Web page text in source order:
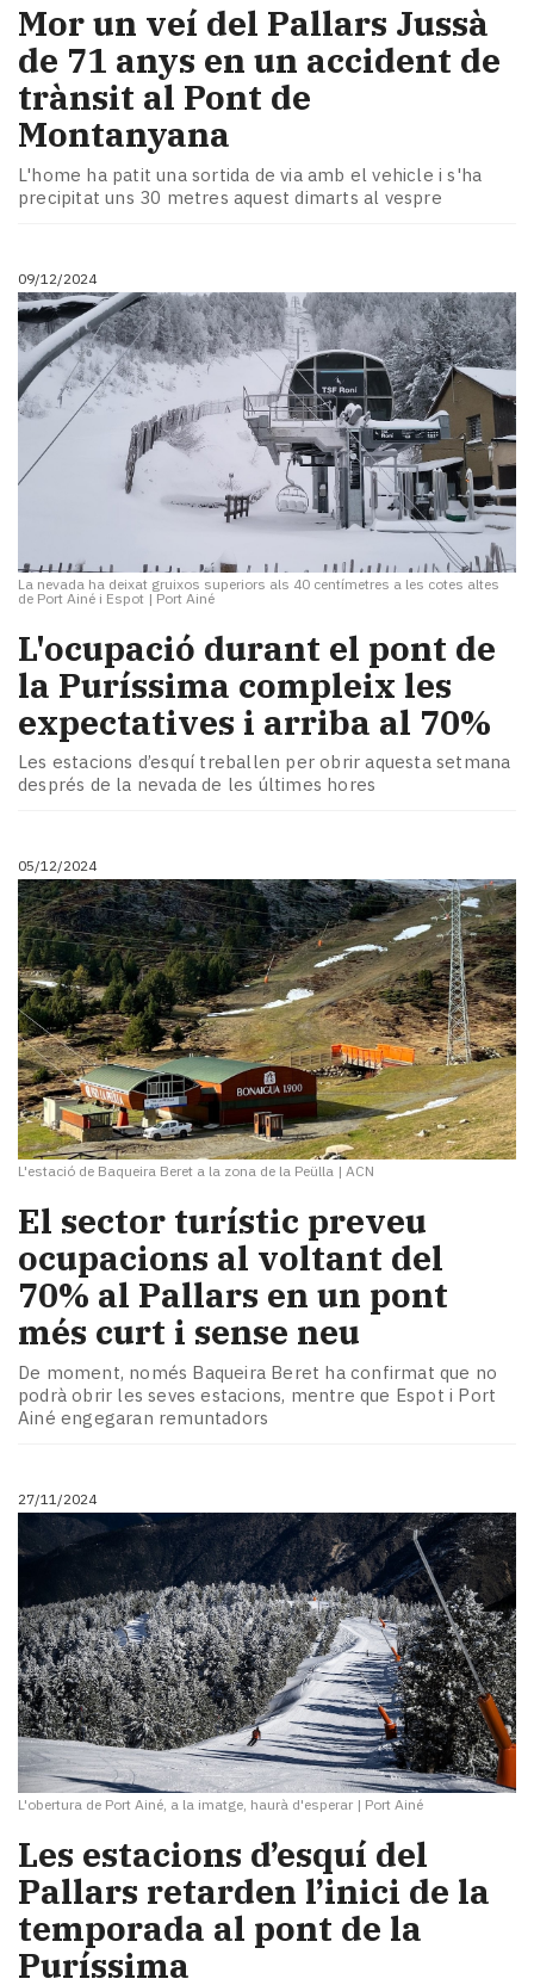
Mor un veí del Pallars Jussà
de 71 anys en un accident de
trànsit al Pont de
Montanyana
L'home ha patit una sortida de via amb el vehicle i s'ha
precipitat uns 30 metres aquest dimarts al vespre
09/12/2024
La nevada ha deixat gruixos superiors als 40 centímetres a les cotes altes
de Port Ainé i Espot | Port Ainé
L'ocupació durant el pont de
la Puríssima compleix les
expectatives i arriba al 70%
Les estacions d’esquí treballen per obrir aquesta setmana
després de la nevada de les últimes hores
05/12/2024
L'estació de Baqueira Beret a la zona de la Peülla | ACN
El sector turístic preveu
ocupacions al voltant del
70% al Pallars en un pont
més curt i sense neu
De moment, només Baqueira Beret ha confirmat que no
podrà obrir les seves estacions, mentre que Espot i Port
Ainé engegaran remuntadors
27/11/2024
L'obertura de Port Ainé, a la imatge, haurà d'esperar | Port Ainé
Les estacions d’esquí del
Pallars retarden l’inici de la
temporada al pont de la
Puríssima